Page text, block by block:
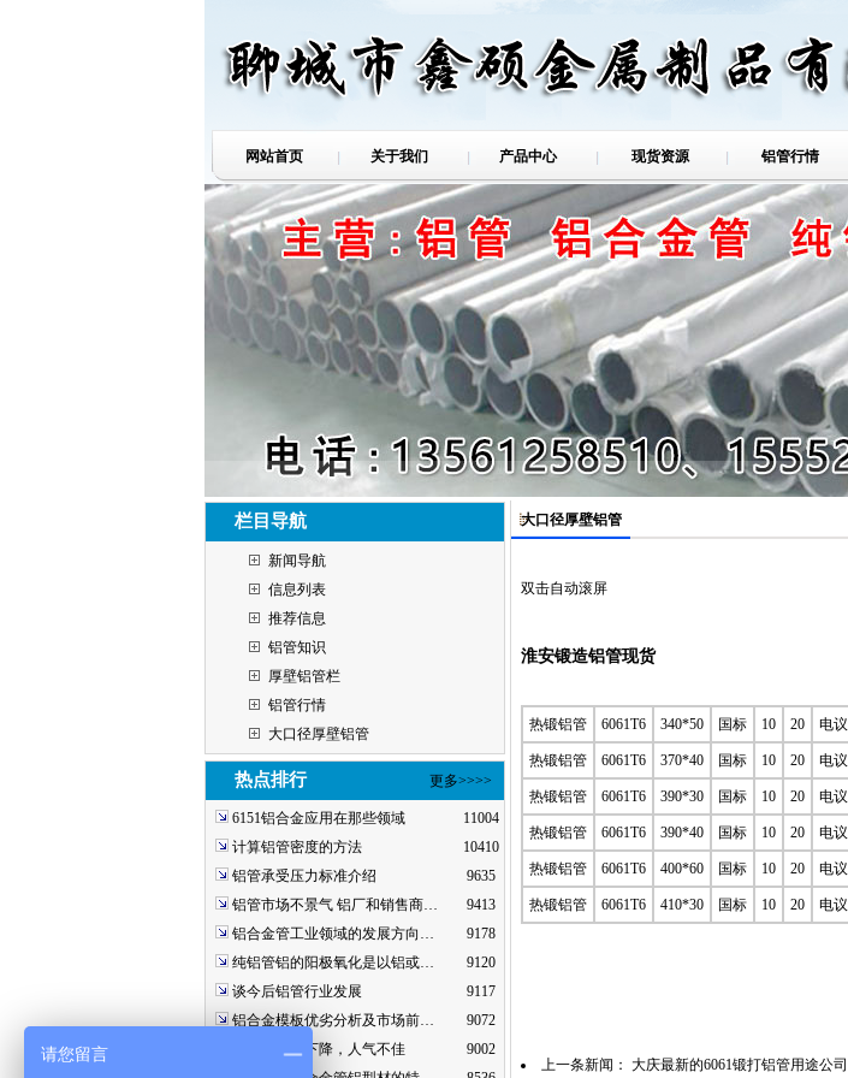
网站首页 关于我们 产品中心 现货资源 铝管行情
铝管
栏目导航
新闻导航
信息列表
推荐信息
铝管知识
厚壁铝管栏
铝管行情
大口径厚壁铝管
热点排行 更多>>>>
6151铝合金应用在那些领域
11004
计算铝管密度的方法
10410
铝管承受压力标准介绍
9635
铝管市场不景气 铝厂和销售商…
9413
铝合金管工业领域的发展方向…
9178
纯铝管铝的阳极氧化是以铝或…
9120
谈今后铝管行业发展
9117
铝合金模板优劣分析及市场前…
9072
预期铝走势下降，人气不佳
9002
大口径厚壁铝管
双击自动滚屏
淮安锻造铝管现货
热锻铝管 6061T6 340*50 国标 10 20 电议
热锻铝管 6061T6 370*40 国标 10 20 电议
热锻铝管 6061T6 390*30 国标 10 20 电议
热锻铝管 6061T6 390*40 国标 10 20 电议
热锻铝管 6061T6 400*60 国标 10 20 电议
热锻铝管 6061T6 410*30 国标 10 20 电议
上一条新闻： 大庆最新的6061锻打铝管用途公司
请您留言